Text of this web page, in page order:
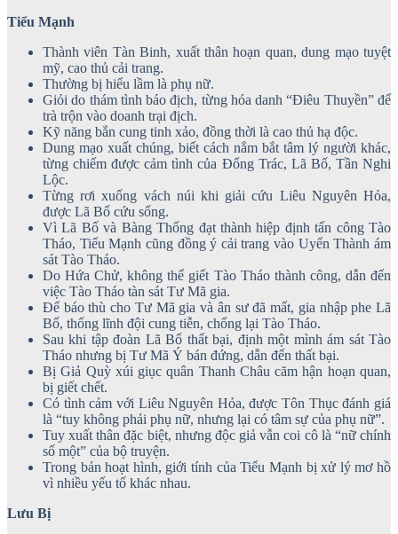
Tiểu Mạnh
Thành viên Tàn Binh, xuất thân hoạn quan, dung mạo tuyệt
mỹ, cao thủ cải trang.
Thường bị hiểu lầm là phụ nữ.
Giỏi do thám tình báo địch, từng hóa danh “Điêu Thuyền” để
trà trộn vào doanh trại địch.
Kỹ năng bắn cung tinh xảo, đồng thời là cao thủ hạ độc.
Dung mạo xuất chúng, biết cách nắm bắt tâm lý người khác,
từng chiếm được cảm tình của Đổng Trác, Lã Bố, Tần Nghi
Lộc.
Từng rơi xuống vách núi khi giải cứu Liêu Nguyên Hỏa,
được Lã Bố cứu sống.
Vì Lã Bố và Bàng Thống đạt thành hiệp định tấn công Tào
Tháo, Tiểu Mạnh cũng đồng ý cải trang vào Uyển Thành ám
sát Tào Tháo.
Do Hứa Chử, không thể giết Tào Tháo thành công, dẫn đến
việc Tào Tháo tàn sát Tư Mã gia.
Để báo thù cho Tư Mã gia và ân sư đã mất, gia nhập phe Lã
Bố, thống lĩnh đội cung tiễn, chống lại Tào Tháo.
Sau khi tập đoàn Lã Bố thất bại, định một mình ám sát Tào
Tháo nhưng bị Tư Mã Ý bán đứng, dẫn đến thất bại.
Bị Giả Quỳ xúi giục quân Thanh Châu căm hận hoạn quan,
bị giết chết.
Có tình cảm với Liêu Nguyên Hỏa, được Tôn Thục đánh giá
là “tuy không phải phụ nữ, nhưng lại có tâm sự của phụ nữ”.
Tuy xuất thân đặc biệt, nhưng độc giả vẫn coi cô là “nữ chính
số một” của bộ truyện.
Trong bản hoạt hình, giới tính của Tiểu Mạnh bị xử lý mơ hồ
vì nhiều yếu tố khác nhau.
Lưu Bị